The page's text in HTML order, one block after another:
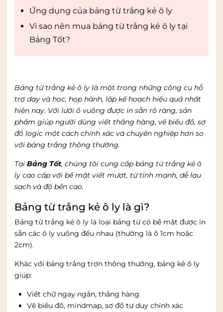
Ứng dụng của bảng từ trắng kẻ ô ly
Vì sao nên mua bảng từ trắng kẻ ô ly tại
Bảng Tốt?
Bảng từ trắng kẻ ô ly là một trong những công cụ hỗ
trợ dạy và học, họp hành, lập kế hoạch hiệu quả nhất
hiện nay. Với lưới ô vuông được in sẵn rõ ràng, sản
phẩm giúp người dùng viết thẳng hàng, vẽ biểu đồ, sơ
đồ logic một cách chính xác và chuyên nghiệp hơn so
với bảng trắng thông thường.
Tại Bảng Tốt, chúng tôi cung cấp bảng từ trắng kẻ ô
ly cao cấp với bề mặt viết mượt, từ tính mạnh, dễ lau
sạch và độ bền cao.
Bảng từ trắng kẻ ô ly là gì?
Bảng từ trắng kẻ ô ly là loại bảng từ có bề mặt được in
sẵn các ô ly vuông đều nhau (thường là ô 1cm hoặc
2cm).
Khác với bảng trắng trơn thông thường, bảng kẻ ô ly
giúp:
Viết chữ ngay ngắn, thẳng hàng
Vẽ biểu đồ, mindmap, sơ đồ tư duy chính xác